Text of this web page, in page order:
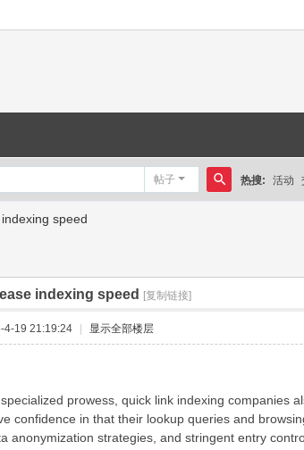
帖子
搜
热搜: 活动
speed
indexing speed [复制链接]
4-19 21:19:24 显示全部楼层
prowess, quick link indexing companies
confidence in that their lookup queries and
anonymization strategies, and stringent entry